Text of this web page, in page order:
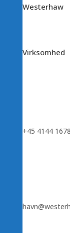
Westerhaw
Virksomhed
+45 4144 1678